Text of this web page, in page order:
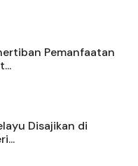
Pemanfaatan
Disajikan di